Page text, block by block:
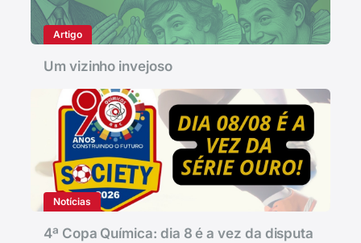
Artigo
Um vizinho invejoso
Notícias
4ª Copa Química: dia 8 é a vez da disputa